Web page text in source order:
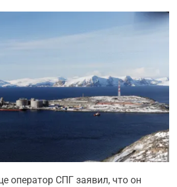
оператор СПГ заявил, что он